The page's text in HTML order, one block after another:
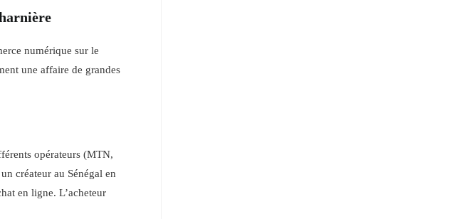
numérique sur le
une affaire de grandes
opérateurs (MTN,
créateur au Sénégal en
en ligne. L’acheteur